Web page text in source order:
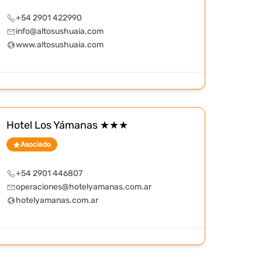
+54 2901 422990
info@altosushuaia.com
www.altosushuaia.com
Hotel Los Yámanas ★★★
Asociado
+54 2901 446807
operaciones@hotelyamanas.com.ar
hotelyamanas.com.ar